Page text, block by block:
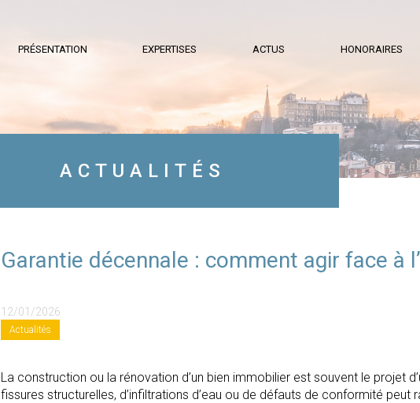
PRÉSENTATION EXPERTISES ACTUS HONORAIRES
ACTUALITÉS
Garantie décennale : comment agir face à
12/01/2026
Actualités
La construction ou la rénovation d’un bien immobilier est souvent le projet
fissures structurelles, d’infiltrations d’eau ou de défauts de conformité